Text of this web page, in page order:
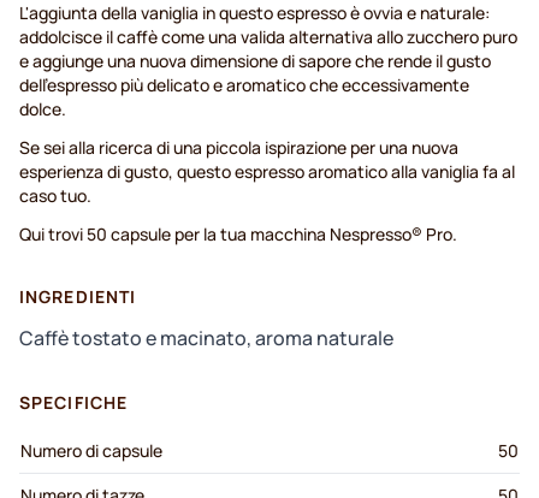
L'aggiunta della vaniglia in questo espresso è ovvia e naturale:
addolcisce il caffè come una valida alternativa allo zucchero puro
e aggiunge una nuova dimensione di sapore che rende il gusto
dell'espresso più delicato e aromatico che eccessivamente
dolce.
Se sei alla ricerca di una piccola ispirazione per una nuova
esperienza di gusto, questo espresso aromatico alla vaniglia fa al
caso tuo.
Qui trovi 50 capsule per la tua macchina Nespresso® Pro.
INGREDIENTI
Caffè tostato e macinato, aroma naturale
SPECIFICHE
Numero di capsule
50